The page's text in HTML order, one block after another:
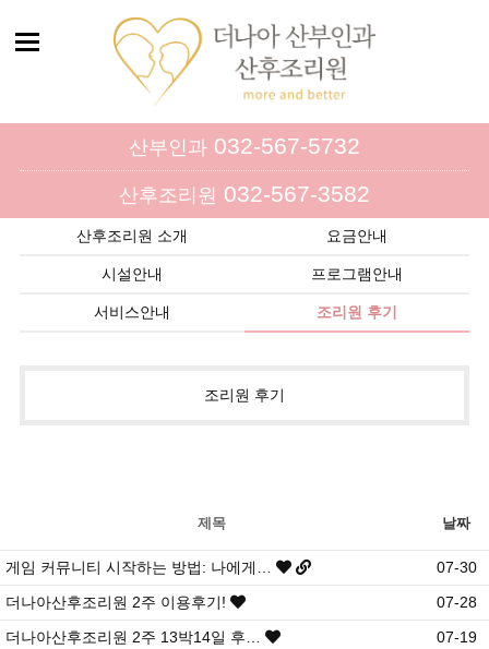
산부인과 032-567-5732
산후조리원 032-567-3582
산후조리원 소개 요금안내
시설안내 프로그램안내
서비스안내 조리원 후기
조리원 후기
제목 날짜
게임 커뮤니티 시작하는 방법: 나에게…
07-30
더나아산후조리원 2주 이용후기!
07-28
더나아산후조리원 2주 13박14일 후…
07-19